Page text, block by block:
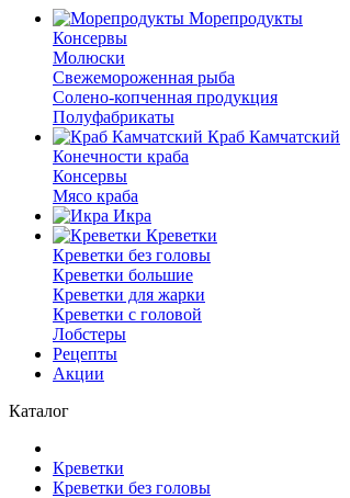
Морепродукты
Консервы
Молюски
Свежемороженная рыба
Солено-копченная продукция
Полуфабрикаты
Краб Камчатский
Конечности краба
Консервы
Мясо краба
Икра
Креветки
Креветки без головы
Креветки большие
Креветки для жарки
Креветки с головой
Лобстеры
Рецепты
Акции
Каталог
Креветки
Креветки без головы